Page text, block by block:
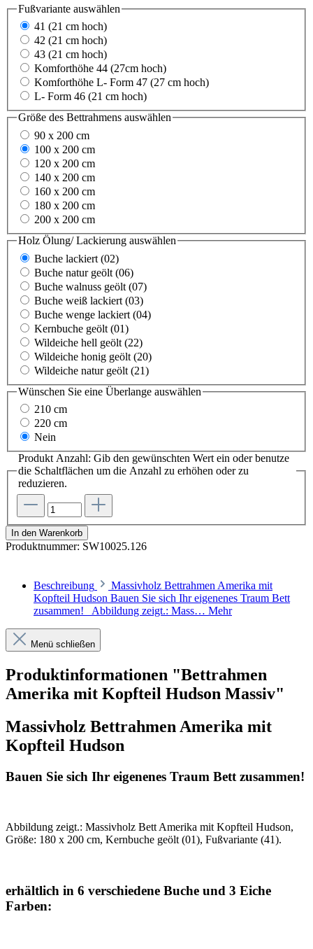
Fußvariante auswählen
41 (21 cm hoch)
42 (21 cm hoch)
43 (21 cm hoch)
Komforthöhe 44 (27cm hoch)
Komforthöhe L- Form 47 (27 cm hoch)
L- Form 46 (21 cm hoch)
Größe des Bettrahmens auswählen
90 x 200 cm
100 x 200 cm
120 x 200 cm
140 x 200 cm
160 x 200 cm
180 x 200 cm
200 x 200 cm
Holz Ölung/ Lackierung auswählen
Buche lackiert (02)
Buche natur geölt (06)
Buche walnuss geölt (07)
Buche weiß lackiert (03)
Buche wenge lackiert (04)
Kernbuche geölt (01)
Wildeiche hell geölt (22)
Wildeiche honig geölt (20)
Wildeiche natur geölt (21)
Wünschen Sie eine Überlange auswählen
210 cm
220 cm
Nein
Produkt Anzahl: Gib den gewünschten Wert ein oder benutze
die Schaltflächen um die Anzahl zu erhöhen oder zu
reduzieren.
In den Warenkorb
Produktnummer: SW10025.126
Beschreibung
Massivholz Bettrahmen Amerika mit
Kopfteil Hudson Bauen Sie sich Ihr eigenenes Traum Bett
zusammen! Abbildung zeigt.: Mass… Mehr
Menü schließen
Produktinformationen "Bettrahmen
Amerika mit Kopfteil Hudson Massiv"
Massivholz Bettrahmen Amerika mit
Kopfteil Hudson
Bauen Sie sich Ihr eigenenes Traum Bett zusammen!
Abbildung zeigt.: Massivholz Bett Amerika mit Kopfteil Hudson,
Größe: 180 x 200 cm, Kernbuche geölt (01), Fußvariante (41).
erhältlich in 6 verschiedene Buche und 3 Eiche
Farben: